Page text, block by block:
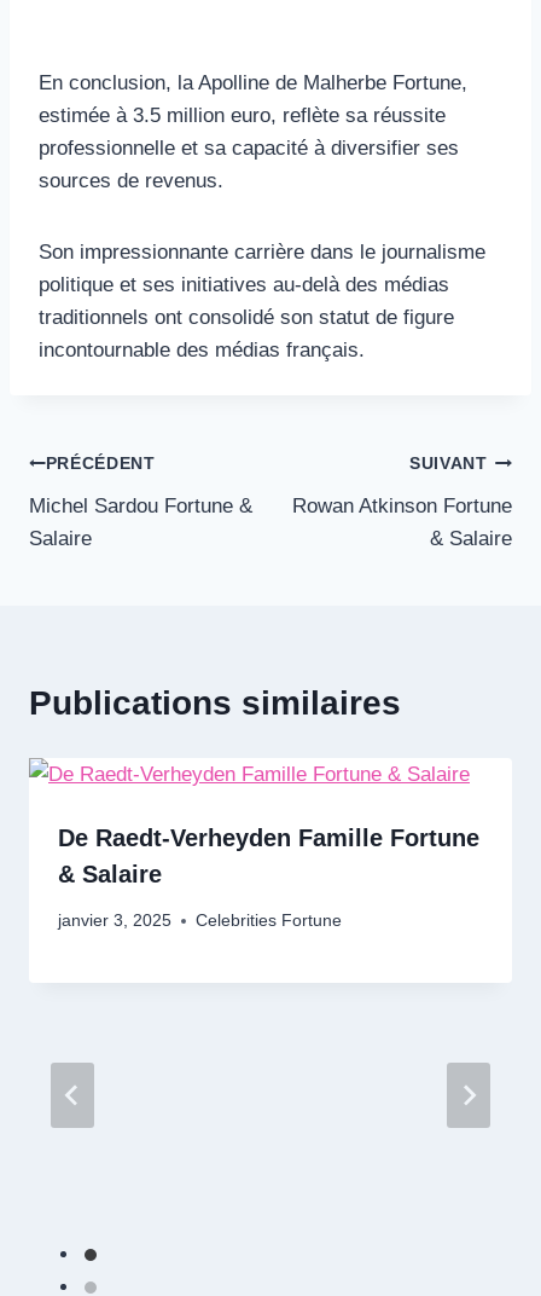
En conclusion, la Apolline de Malherbe Fortune,
estimée à 3.5 million euro, reflète sa réussite
professionnelle et sa capacité à diversifier ses
sources de revenus.
Son impressionnante carrière dans le journalisme
politique et ses initiatives au-delà des médias
traditionnels ont consolidé son statut de figure
incontournable des médias français.
Navigation
de
PRÉCÉDENT
Michel Sardou Fortune &
Salaire
SUIVANT
Rowan Atkinson Fortune
& Salaire
Publications similaires
De Raedt-Verheyden Famille Fortune
& Salaire
janvier 3, 2025 Celebrities Fortune